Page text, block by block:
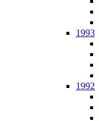
1993
1992